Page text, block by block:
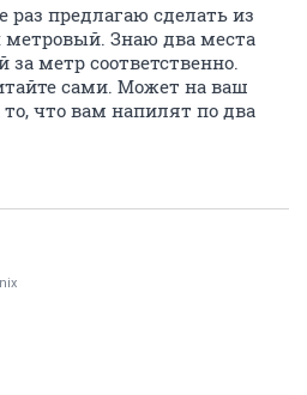
раз предлагаю сделать из
метровый. Знаю два места
за метр соответственно.
сами. Может на ваш
что вам напилят по два
nix